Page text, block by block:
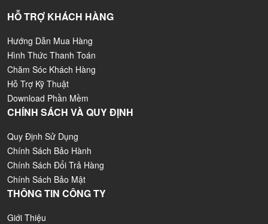
HỖ TRỢ KHÁCH HÀNG
Hướng Dẫn Mua Hàng
Hình Thức Thanh Toán
Chăm Sóc Khách Hàng
Hỗ Trợ Kỹ Thuật
Download Phần Mềm
CHÍNH SÁCH VÀ QUY ĐỊNH
Quy Định Sử Dụng
Chính Sách Bảo Hành
Chính Sách Đổi Trả Hàng
Chính Sách Bảo Mật
THÔNG TIN CÔNG TY
Giới Thiệu